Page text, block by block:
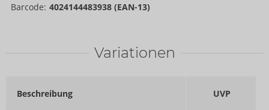
Barcode: 4024144483938 (EAN-13)
Variationen
Beschreibung UVP